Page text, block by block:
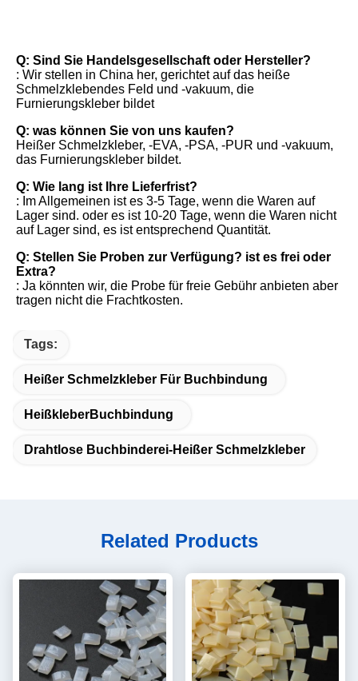
Q: Sind Sie Handelsgesellschaft oder Hersteller?
: Wir stellen in China her, gerichtet auf das heiße
Schmelzklebendes Feld und -vakuum, die
Furnierungskleber bildet
Q: was können Sie von uns kaufen?
Heißer Schmelzkleber, -EVA, -PSA, -PUR und -vakuum,
das Furnierungskleber bildet.
Q: Wie lang ist Ihre Lieferfrist?
: Im Allgemeinen ist es 3-5 Tage, wenn die Waren auf
Lager sind. oder es ist 10-20 Tage, wenn die Waren nicht
auf Lager sind, es ist entsprechend Quantität.
Q: Stellen Sie Proben zur Verfügung? ist es frei oder
Extra?
: Ja könnten wir, die Probe für freie Gebühr anbieten aber
tragen nicht die Frachtkosten.
Tags:
Heißer Schmelzkleber Für Buchbindung
HeißkleberBuchbindung
Drahtlose Buchbinderei-Heißer Schmelzkleber
Related Products